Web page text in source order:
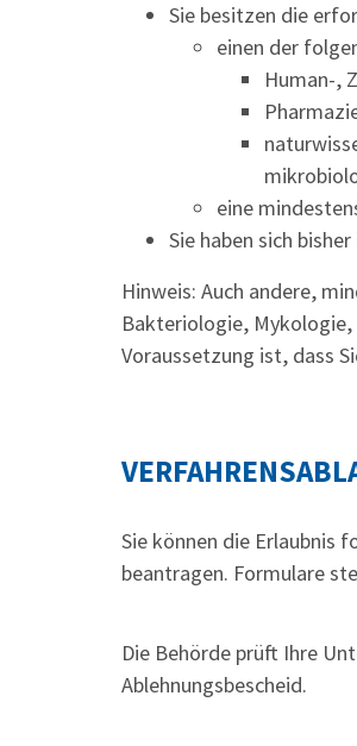
Sie besitzen die
einen der
Human-,
eine
Sie haben sich
Hinweis: Auch andere,
Bakteriologie, Mykologie,
Voraussetzung ist, dass
Sie können die Erlaubnis
beantragen. Formulare
Die Behörde prüft Ihre
Ablehnungsbescheid.